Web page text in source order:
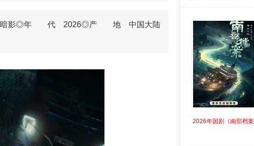
夜暗影◎年 代 2026◎产 地 中国大陆
2026年国剧《南部档案